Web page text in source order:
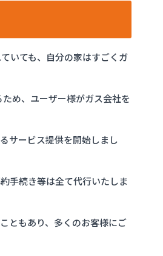
いても、自分の家はすごくガ
め、ユーザー様がガス会社を
サービス提供を開始しまし
手続き等は全て代行いたしま
ともあり、多くのお客様にご